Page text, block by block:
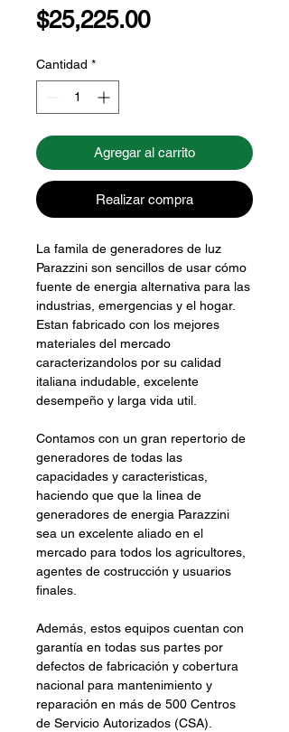
$25,225.00Precio
Cantidad *
Agregar al carrito
Realizar compra
La famila de generadores de luz
Parazzini son sencillos de usar cómo
fuente de energia alternativa para las
industrias, emergencias y el hogar.
Estan fabricado con los mejores
materiales del mercado
caracterizandolos por su calidad
italiana indudable, excelente
desempeño y larga vida util.
Contamos con un gran repertorio de
generadores de todas las
capacidades y caracteristicas,
haciendo que que la linea de
generadores de energia Parazzini
sea un excelente aliado en el
mercado para todos los agricultores,
agentes de costrucción y usuarios
finales.
Además, estos equipos cuentan con
garantía en todas sus partes por
defectos de fabricación y cobertura
nacional para mantenimiento y
reparación en más de 500 Centros
de Servicio Autorizados (CSA).